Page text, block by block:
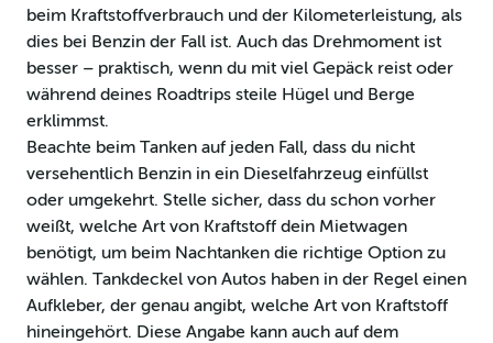
beim Kraftstoffverbrauch und der Kilometerleistung, als
dies bei Benzin der Fall ist. Auch das Drehmoment ist
besser – praktisch, wenn du mit viel Gepäck reist oder
während deines Roadtrips steile Hügel und Berge
erklimmst.
Beachte beim Tanken auf jeden Fall, dass du nicht
versehentlich Benzin in ein Dieselfahrzeug einfüllst
oder umgekehrt. Stelle sicher, dass du schon vorher
weißt, welche Art von Kraftstoff dein Mietwagen
benötigt, um beim Nachtanken die richtige Option zu
wählen. Tankdeckel von Autos haben in der Regel einen
Aufkleber, der genau angibt, welche Art von Kraftstoff
hineingehört. Diese Angabe kann auch auf dem